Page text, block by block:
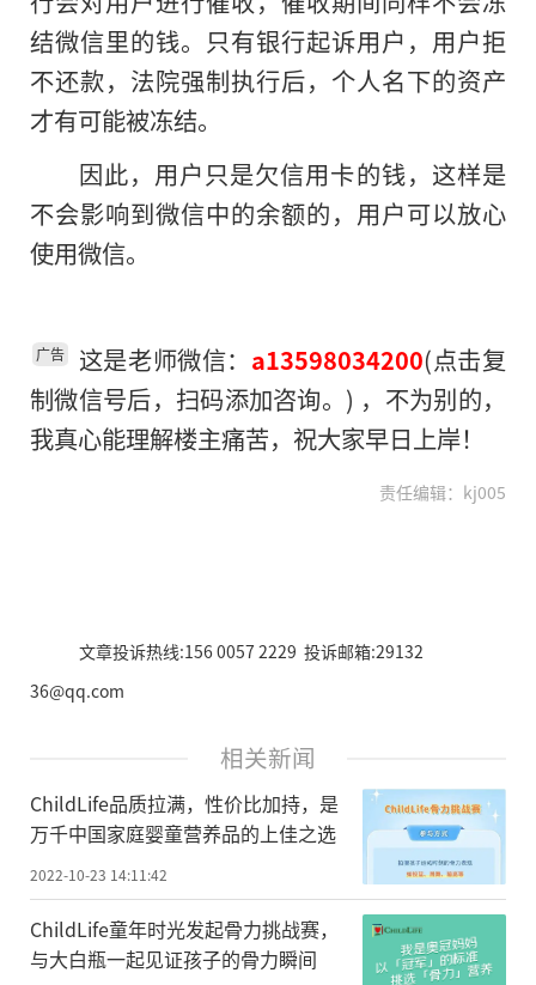
结微信里的钱。只有银行起诉用户，用户拒
不还款，法院强制执行后，个人名下的资产
才有可能被冻结。
因此，用户只是欠信用卡的钱，这样是
不会影响到微信中的余额的，用户可以放心
使用微信。
这是老师微信： a13598034200(点击复
制微信号后，扫码添加咨询。) ，不为别的，
我真心能理解楼主痛苦，祝大家早日上岸！
广告
责任编辑：kj005
文章投诉热线:156 0057 2229 投诉邮箱:29132
36@qq.com
相关新闻
ChildLife品质拉满，性价比加持，是
万千中国家庭婴童营养品的上佳之选
2022-10-23 14:11:42
ChildLife童年时光发起骨力挑战赛，
与大白瓶一起见证孩子的骨力瞬间